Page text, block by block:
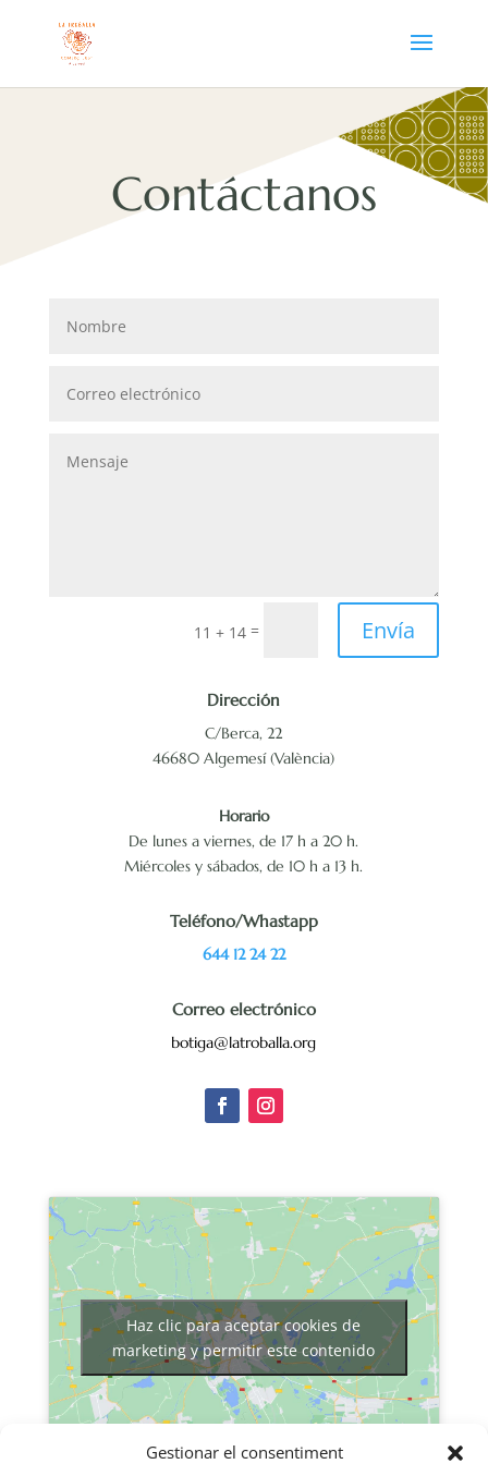
Gestionar el consentiment
Contáctanos
11 + 14 = Envía
Dirección
C/Berca, 22
46680 Algemesí (València)
Horario
De lunes a viernes, de 17 h a 20 h.
Miércoles y sábados, de 10 h a 13 h.
Teléfono/Whastapp
644 12 24 22
Correo electrónico
botiga@latroballa.org
Haz clic para aceptar cookies de
marketing y permitir este contenido